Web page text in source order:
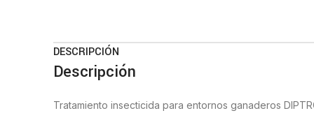
DESCRIPCIÓN
Descripción
Tratamiento insecticida para entornos ganaderos